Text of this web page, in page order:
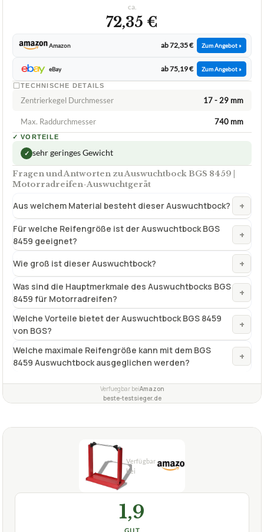
ca.
72,35 €
Amazon ab 72,35 € Zum Angebot »
eBay ab 75,19 € Zum Angebot »
TECHNISCHE DETAILS
Zentrierkegel Durchmesser 17 - 29 mm
Max. Raddurchmesser 740 mm
✓ VORTEILE
✓ sehr geringes Gewicht
Fragen und Antworten zu Auswuchtbock BGS 8459 |
Motorradreifen-Auswuchtgerät
Aus welchem Material besteht dieser Auswuchtbock? +
Für welche Reifengröße ist der Auswuchtbock BGS
8459 geeignet?
+
Wie groß ist dieser Auswuchtbock? +
Was sind die Hauptmerkmale des Auswuchtbocks BGS
8459 für Motorradreifen?
+
Welche Vorteile bietet der Auswuchtbock BGS 8459
von BGS?
+
Welche maximale Reifengröße kann mit dem BGS
8459 Auswuchtbock ausgeglichen werden?
+
Verfuegbar beiAmazon
beste-testsieger.de
1,9